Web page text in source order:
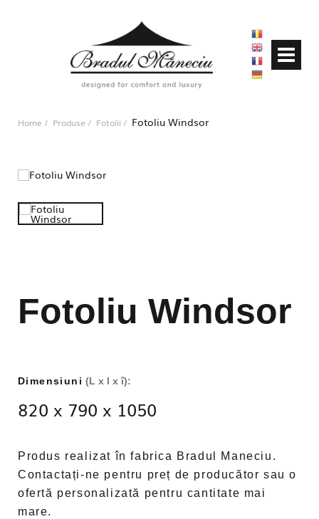
Home Produse Fotolii Fotoliu Windsor
Fotoliu Windsor
Dimensiuni (L x l x î):
820 x 790 x 1050
Produs realizat în fabrica Bradul Maneciu.
Contactați-ne pentru preț de producător sau o
ofertă personalizată pentru cantitate mai
mare.